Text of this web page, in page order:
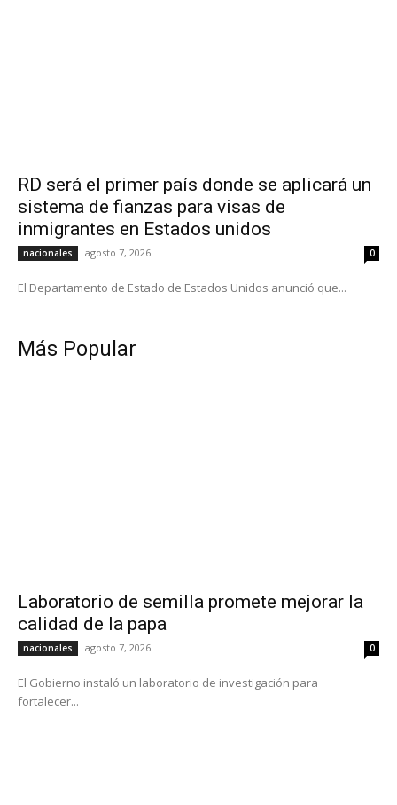
RD será el primer país donde se aplicará un
sistema de fianzas para visas de
inmigrantes en Estados unidos
nacionales agosto 7, 2026 0
El Departamento de Estado de Estados Unidos anunció que...
Más Popular
Laboratorio de semilla promete mejorar la
calidad de la papa
nacionales agosto 7, 2026 0
El Gobierno instaló un laboratorio de investigación para
fortalecer...